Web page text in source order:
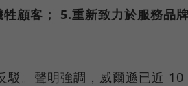
顧客；
5.重新致力於服務品
。聲明強調，威爾遜已近 10